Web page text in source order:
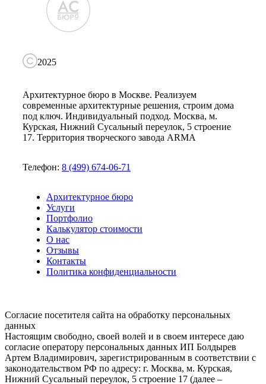
2025
Архитектурное бюро в Москве. Реализуем
современные архитектурные решения, строим дома
под ключ. Индивидуальный подход. Москва, м.
Курская, Нижний Сусальный переулок, 5 строение
17. Территория творческого завода ARMA
Телефон: 8 (499) 674-06-71
Архитектурное бюро
Услуги
Портфолио
Калькулятор стоимости
О нас
Отзывы
Контакты
Политика конфиденциальности
Согласие посетителя сайта на обработку персональных
данных
Настоящим свободно, своей волей и в своем интересе даю
согласие оператору персональных данных ИП Болдырев
Артем Владимирович, зарегистрированным в соответствии с
законодательством РФ по адресу: г. Москва, м. Курская,
Нижний Сусальный переулок, 5 строение 17 (далее –